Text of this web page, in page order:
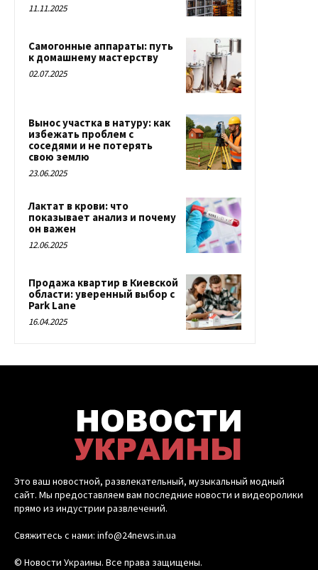
11.11.2025
Самогонные аппараты: путь
к домашнему мастерству
02.07.2025
Вынос участка в натуру: как
избежать проблем с
соседями и не потерять
свою землю
23.06.2025
Лактат в крови: что
показывает анализ и почему
он важен
12.06.2025
Продажа квартир в Киевской
области: уверенный выбор с
Park Lane
16.04.2025
Это ваш новостной, развлекательный, музыкальный модный
сайт. Мы предоставляем вам последние новости и видеоролики
прямо из индустрии развлечений.
Свяжитесь с нами: info@24news.in.ua
© Новости Украины. Все права защищены.